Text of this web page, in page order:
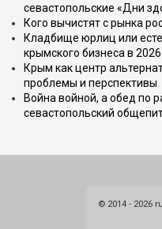
севастопольские «Дни
Кого вычистят с рынка
Кладбище юрлиц или
крымского бизнеса в
Крым как центр
проблемы и перспективы
Война войной, а обед по
севастопольский
© 2014 - 2026